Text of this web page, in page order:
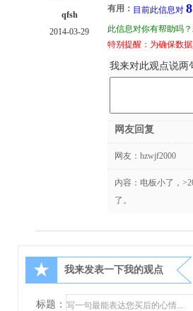
qfsh
2014-03-29
有用： 目前此信息对 8
此信息对你有帮助吗
特别提醒：为确保数
我来对此观点说两
网友回复
网友： hzwjf2000
内容：电板小了，
了。
★ 我来发表一下我的观点
标题：